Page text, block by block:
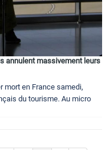
annulent massivement leurs
mort en France samedi,
du tourisme. Au micro